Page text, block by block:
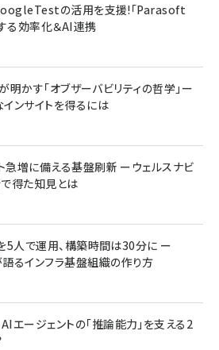
の活用を支援!「Parasoft
る効率化＆AI連携
かす「オブザーバビリティの哲学」ー
ンサイトを得るには
急増に備える基盤刷新 ーウェルスナビ
得た知見とは
5人で運用、構築時間は30分に ー
るインフラ基盤組織の作り方
エージェントの「推論能力」を支える2